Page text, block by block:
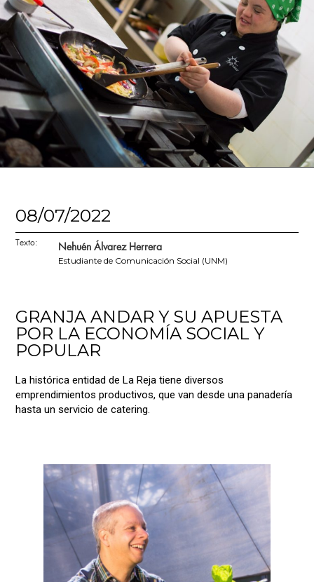
08/07/2022
Texto: Nehuén Álvarez Herrera
Estudiante de Comunicación Social (UNM)
GRANJA ANDAR Y SU APUESTA
POR LA ECONOMÍA SOCIAL Y
POPULAR
La histórica entidad de La Reja tiene diversos
emprendimientos productivos, que van desde una panadería
hasta un servicio de catering.